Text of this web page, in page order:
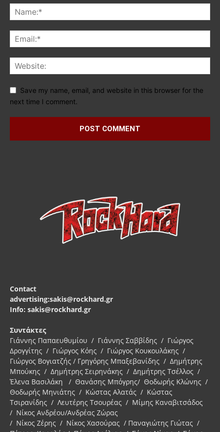
Save my name, email, and website in this browser for the
next time I comment.
Contact
advertising:sakis@rockhard.gr
Info: sakis@rockhard.gr
Συντάκτες
Γιάννης Παπαευθυμίου / Γιάννης Σαββίδης / Γιώργος
Δρογγίτης / Γιώργος Κόης / Γιώργος Κουκουλάκης /
Γιώργος Βογιατζής / Γρηγόρης Μπαξεβανίδης / Δημήτρης
Μπούκης / Δημήτρης Σειρηνάκης / Δημήτρης Τσέλλος /
Έλενα Βασιλάκη / Θανάσης Μπόγρης/ Θοδωρής Κλώνης /
Θοδωρής Μηνιάτης / Κώστας Αλατάς / Κώστας
Τσιρανίδης / Λευτέρης Τσουρέας / Μίμης Καναβιτσάδος
/ Νίκος Ανδρέου/Ανδρέας Ζώρας
/ Νίκος Ζέρης / Νίκος Χασούρας / Παναγιώτης Γιώτας /